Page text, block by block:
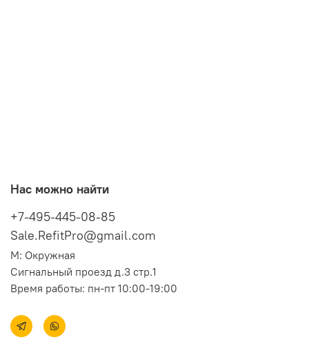
Нас можно найти
+7-495-445-08-85
Sale.RefitPro@gmail.com
М: Окружная
Сигнальный проезд д.3 стр.1
Время работы: пн-пт 10:00-19:00